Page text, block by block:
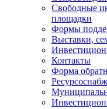
Свободные
площадки
Формы
Выставки,
Контакты
Форма